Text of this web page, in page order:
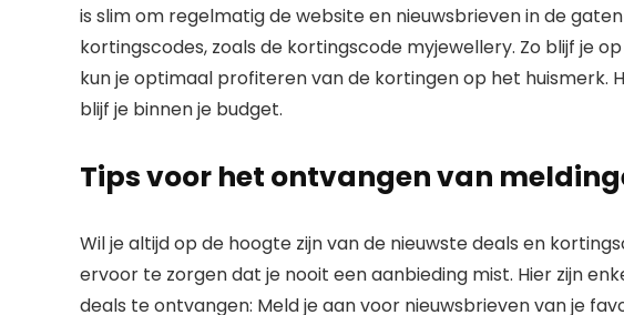
is slim om regelmatig de website en nieuwsbrieven in de
kortingscodes, zoals de kortingscode myjewellery. Zo blijf je
kun je optimaal profiteren van de kortingen op het huismerk.
blijf je binnen je budget.
Tips voor het ontvangen van
Wil je altijd op de hoogte zijn van de nieuwste deals en
ervoor te zorgen dat je nooit een aanbieding mist. Hier zijn
deals te ontvangen: Meld je aan voor nieuwsbrieven van je